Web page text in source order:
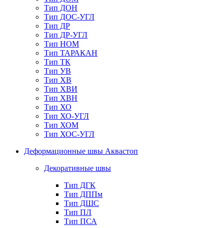
Тип ДОН
Тип ДОС-УГЛ
Тип ДР
Тип ДР-УГЛ
Тип НОМ
Тип ТАРАКАН
Тип ТК
Тип УВ
Тип ХВ
Тип ХВИ
Тип ХВН
Тип ХО
Тип ХО-УГЛ
Тип ХОМ
Тип ХОС-УГЛ
Деформационные швы Аквастоп
Декоративные швы
Тип ДГК
Тип ДППм
Тип ДШС
Тип ПЛ
Тип ПСА